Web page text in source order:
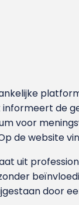
informeert de
voor
de website
uit
door